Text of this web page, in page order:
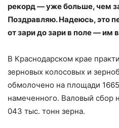
рекорд — уже больше, чем
Поздравляю. Надеюсь, это
от зари до зари в поле — им
В Краснодарском крае
зерновых колосовых и
обмолочено на площади 1665
намеченного. Валовый сбор
043 тыс. тонн зерна.